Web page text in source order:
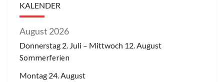
KALENDER
August 2026
Donnerstag 2. Juli – Mittwoch 12.August
Sommerferien
Montag 24.August